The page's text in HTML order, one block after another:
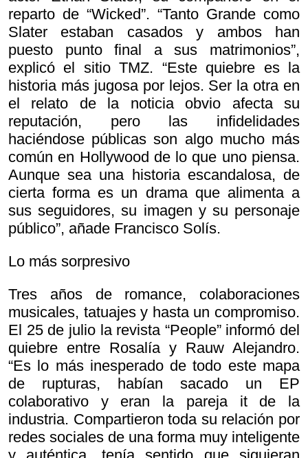
reparto de “Wicked”. “Tanto Grande como
Slater estaban casados y ambos han
puesto punto final a sus matrimonios”,
explicó el sitio TMZ. “Este quiebre es la
historia más jugosa por lejos. Ser la otra en
el relato de la noticia obvio afecta su
reputación, pero las infidelidades
haciéndose públicas son algo mucho más
común en Hollywood de lo que uno piensa.
Aunque sea una historia escandalosa, de
cierta forma es un drama que alimenta a
sus seguidores, su imagen y su personaje
público”, añade Francisco Solís.
Lo más sorpresivo
Tres años de romance, colaboraciones
musicales, tatuajes y hasta un compromiso.
El 25 de julio la revista “People” informó del
quiebre entre Rosalía y Rauw Alejandro.
“Es lo más inesperado de todo este mapa
de rupturas, habían sacado un EP
colaborativo y eran la parejait de la
industria. Compartieron toda su relación por
redes sociales de una forma muy inteligente